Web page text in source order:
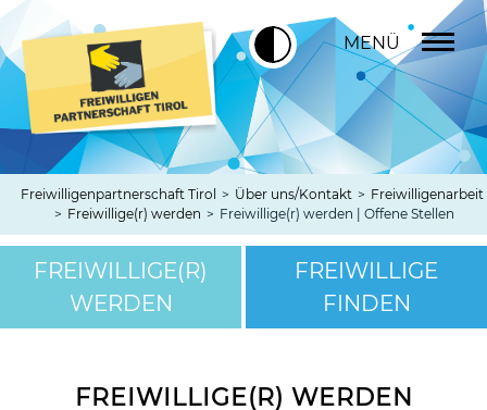
MENÜ
Freiwilligenpartnerschaft Tirol > Über uns/Kontakt > Freiwilligenarbeit
> Freiwillige(r) werden > Freiwillige(r) werden | Offene Stellen
FREIWILLIGE(R)
WERDEN
FREIWILLIGE
FINDEN
FREIWILLIGE(R) WERDEN